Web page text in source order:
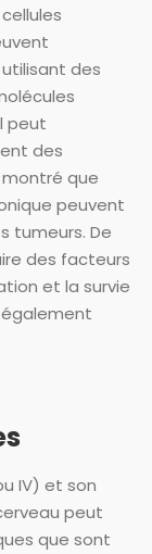
des
peut
des
que
peuvent
tumeurs. De
des facteurs
et la survie
IV) et son
peut
que sont